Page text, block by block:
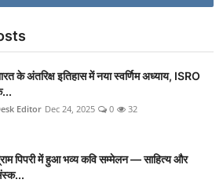
के अंतरिक्ष इतिहास में नया स्वर्णिम अध्याय, ISRO
Editor Dec 24, 2025 0 32
पिपरी में हुआ भव्य कवि सम्मेलन — साहित्य और